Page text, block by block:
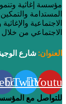
مؤسسة إغاثية
المستدامة
الاجتماعية
الاجتماعي من خلال
العنوان: شارع
Twitter
للتواصل مع